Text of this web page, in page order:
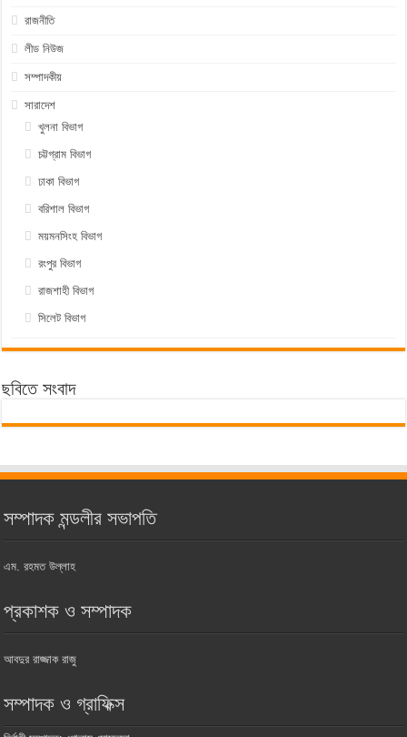
রাজনীতি
লীড নিউজ
সম্পাদকীয়
সারাদেশ
খুলনা বিভাগ
চট্টগ্রাম বিভাগ
ঢাকা বিভাগ
বরিশাল বিভাগ
ময়মনসিংহ বিভাগ
রংপুর বিভাগ
রাজশাহী বিভাগ
সিলেট বিভাগ
ছবিতে সংবাদ
সম্পাদক মন্ডলীর সভাপতি
এম. রহমত উল্লাহ
প্রকাশক ও সম্পাদক
আবদুর রাজ্জাক রাজু
সম্পাদক ও গ্রাফিক্স